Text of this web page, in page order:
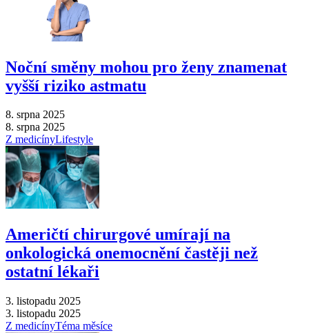
Noční směny mohou pro ženy znamenat
vyšší riziko astmatu
8. srpna 2025
8. srpna 2025
Z medicínyLifestyle
Američtí chirurgové umírají na
onkologická onemocnění častěji než
ostatní lékaři
3. listopadu 2025
3. listopadu 2025
Z medicínyTéma měsíce